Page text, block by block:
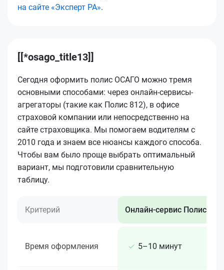
на сайте «Эксперт РА».
[[*osago_title13]]
Сегодня оформить полис ОСАГО можно тремя
основными способами: через онлайн-сервисы-
агрегаторы (такие как Полис 812), в офисе
страховой компании или непосредственно на
сайте страховщика. Мы помогаем водителям с
2010 года и знаем все нюансы каждого способа.
Чтобы вам было проще выбрать оптимальный
вариант, мы подготовили сравнительную
таблицу.
Критерий Онлайн-сервис Полис 812
Время оформления 5–10 минут